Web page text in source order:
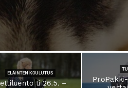
ELÄINTEN KOULUTUS
ti 26.5. –